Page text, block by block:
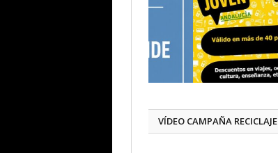
VÍDEO CAMPAÑA RECICLAJE